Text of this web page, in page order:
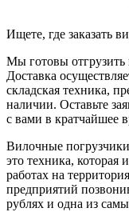
Ищете, где заказать
Мы готовы отгрузить
Доставка
складская техника,
наличии. Оставьте
с вами в кратчайшее
Вилочные
это техника, которая
работах на
предприятий
рублях и одна из